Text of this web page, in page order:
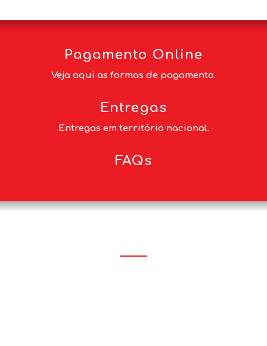
Pagamento Online
Veja aqui as formas de pagamento.
Entregas
Entregas em território nacional.
FAQs